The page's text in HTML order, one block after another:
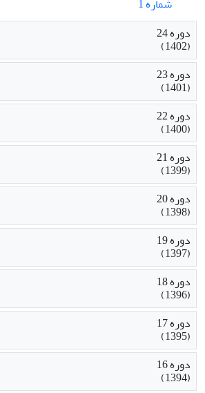
شماره 1
دوره 24
(1402)
دوره 23
(1401)
دوره 22
(1400)
دوره 21
(1399)
دوره 20
(1398)
دوره 19
(1397)
دوره 18
(1396)
دوره 17
(1395)
دوره 16
(1394)